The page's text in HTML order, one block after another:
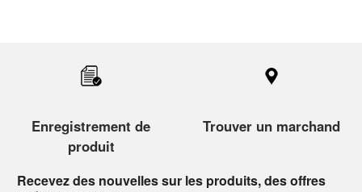
compare
can
Enregistrement de
produit
Trouver un marchand
Recevez des nouvelles sur les produits, des offres